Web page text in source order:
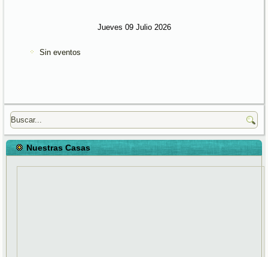
Jueves 09 Julio 2026
Sin eventos
Nuestras Casas